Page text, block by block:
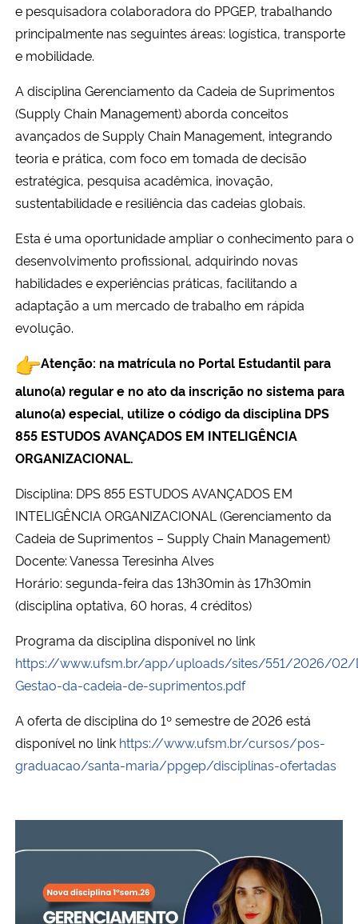
Advocacia-Geral da União
Banco Central do Brasil
Planalto
e pesquisadora colaboradora do PPGEP, trabalhando
principalmente nas seguintes áreas: logística, transporte
e mobilidade.
A disciplina Gerenciamento da Cadeia de Suprimentos
(Supply Chain Management) aborda conceitos
avançados de Supply Chain Management, integrando
teoria e prática, com foco em tomada de decisão
estratégica, pesquisa acadêmica, inovação,
sustentabilidade e resiliência das cadeias globais.
Esta é uma oportunidade ampliar o conhecimento para o
desenvolvimento profissional, adquirindo novas
habilidades e experiências práticas, facilitando a
adaptação a um mercado de trabalho em rápida
evolução.
Atenção: na matrícula no Portal Estudantil para
aluno(a) regular e no ato da inscrição no sistema para
aluno(a) especial, utilize o código da disciplina DPS
855 ESTUDOS AVANÇADOS EM INTELIGÊNCIA
ORGANIZACIONAL.
Disciplina: DPS 855 ESTUDOS AVANÇADOS EM
INTELIGÊNCIA ORGANIZACIONAL (Gerenciamento da
Cadeia de Suprimentos – Supply Chain Management)
Docente: Vanessa Teresinha Alves
Horário: segunda-feira das 13h30min às 17h30min
(disciplina optativa, 60 horas, 4 créditos)
Programa da disciplina disponível no link
https://www.ufsm.br/app/uploads/sites/551/2026/02/
Gestao-da-cadeia-de-suprimentos.pdf
A oferta de disciplina do 1º semestre de 2026 está
disponível no link https://www.ufsm.br/cursos/pos-
graduacao/santa-maria/ppgep/disciplinas-ofertadas